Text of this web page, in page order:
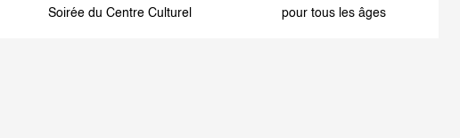
Soirée du Centre Culturel pour tous les âges